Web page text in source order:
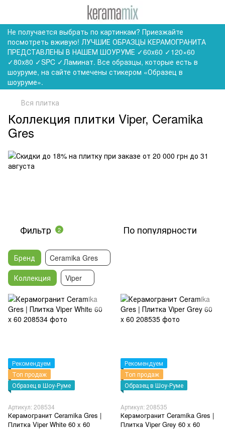
Не получается выбрать по картинкам? Приезжайте
посмотреть вживую! ЛУЧШИЕ ОБРАЗЦЫ КЕРАМОГРАНИТА
ПРЕДСТАВЛЕНЫ В НАШЕМ ШОУРУМЕ ✓60x60 ✓120×60
✓80x80 ✓SPC ✓Ламинат. Все образцы, которые есть в
шоуруме, на сайте отмечены стикером «Образец в
шоуруме».
Вся плитка
Коллекция плитки Viper, Ceramika
Gres
Фильтр 2 По популярности
Бренд
Ceramika Gres
Коллекция
Viper
Рекомендуем
Топ продаж
Образец в Шоу-Руме
Артикул: 208534
Керамогранит Ceramika Gres |
Плитка Viper White 60 x 60
Рекомендуем
Топ продаж
Образец в Шоу-Руме
Артикул: 208535
Керамогранит Ceramika Gres |
Плитка Viper Grey 60 x 60